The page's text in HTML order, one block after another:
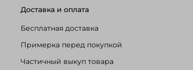
Доставка и оплата
Бесплатная доставка
Примерка перед покупкой
Частичный выкуп товара